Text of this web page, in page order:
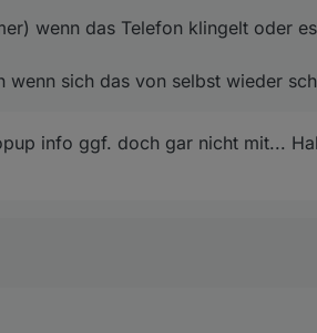
wenn sich das von selbst wieder
komplett ausblenden? Kann ich
wenn das Telefon klingelt oder
wenn sich das von selbst wieder
info ggf. doch gar nicht mit...